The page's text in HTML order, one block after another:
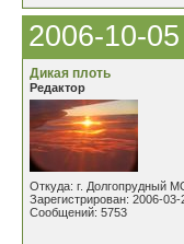
2006-10-
Дикая плоть
Редактор
Откуда: г. Долгопрудный
Зарегистрирован: 2006-03-
Сообщений: 5753